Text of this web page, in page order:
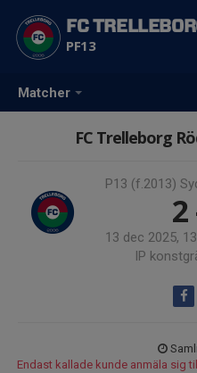
Matcher
FC
PF13
FC Trelleborg
P13 (f.2013)
2
13 dec 2025,
IP
Endast kallade kunde anmäla sig